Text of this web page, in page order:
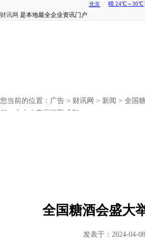
财讯网 是本地最全企业资讯门户
您当前的位置： 广告 > 财讯网 > 新闻 > 全国
行，方山农产品汇聚成都
全国糖酒会盛大
发表于：2024-04-